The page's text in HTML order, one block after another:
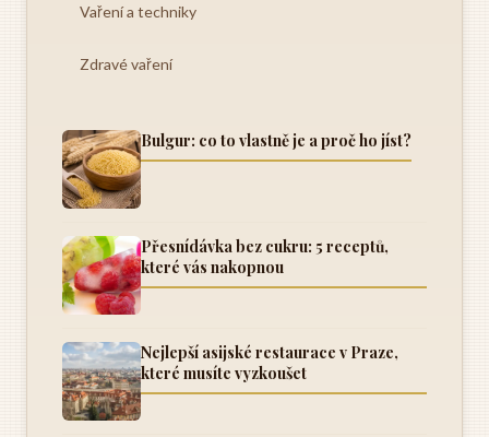
Vaření a techniky
Zdravé vaření
Bulgur: co to vlastně je a proč ho jíst?
Přesnídávka bez cukru: 5 receptů,
které vás nakopnou
Nejlepší asijské restaurace v Praze,
které musíte vyzkoušet